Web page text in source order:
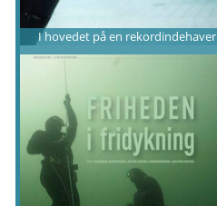
I hovedet på en rekordindehaver